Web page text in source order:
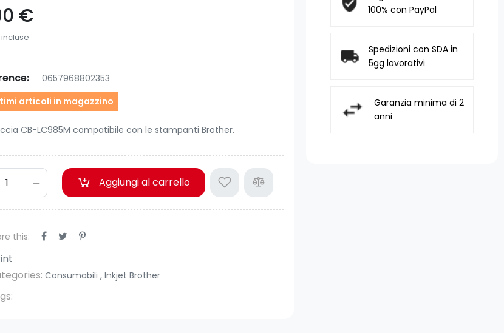
€
0657968802353
articoli in magazzino
CB-LC985M compatibile con le stampanti Brother.
Aggiungi al carrello
this:
Consumabili , Inkjet Brother
100% con PayPal
Spedizioni con SDA in
5gg lavorativi
Garanzia minima di 2
anni